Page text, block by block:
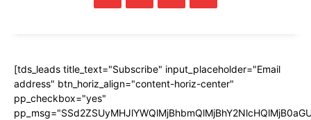
[tds_leads title_text="Subscribe" input_placeholder="Email
address" btn_horiz_align="content-horiz-center"
pp_checkbox="yes"